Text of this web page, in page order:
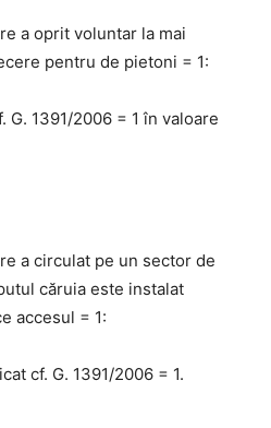
a oprit voluntar la mai
pentru de pietoni = 1:
G. 1391/2006 = 1 în valoare
a circulat pe un sector de
căruia este instalat
accesul = 1:
cf. G. 1391/2006 = 1.